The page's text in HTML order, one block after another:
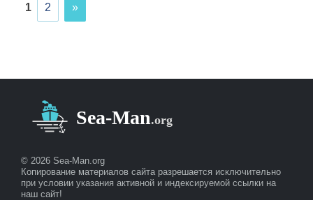
1 2 »
© 2026 Sea-Man.org
Копирование материалов сайта разрешается исключительно
при условии указания активной и индексируемой ссылки на
наш сайт!